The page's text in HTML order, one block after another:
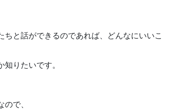
と話ができるのであれば、どんなにいいこ
りたいです。
で、